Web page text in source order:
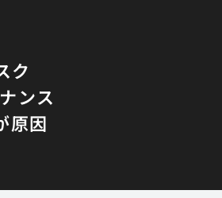
ク
ンス
原因